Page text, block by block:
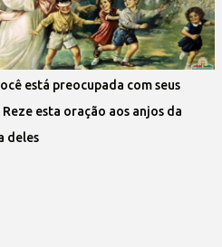
está preocupada com seus
esta oração aos anjos da
deles